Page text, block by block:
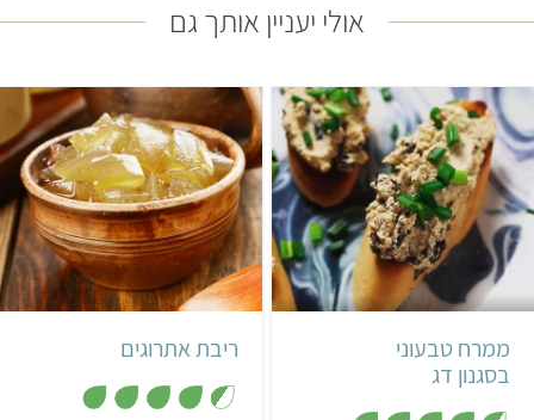
אולי יעניין אותך גם
קל
ממרח טבעוני
בסגנון דג
קל יהודי
ריבת אתרוגים